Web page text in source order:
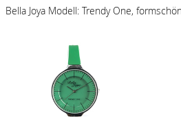
Bella Joya Modell: Trendy One,